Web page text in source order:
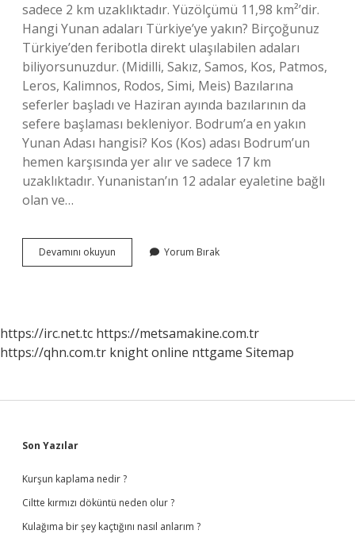
sadece 2 km uzaklıktadır. Yüzölçümü 11,98 km²’dir.
Hangi Yunan adaları Türkiye’ye yakın? Birçoğunuz
Türkiye’den feribotla direkt ulaşılabilen adaları
biliyorsunuzdur. (Midilli, Sakız, Samos, Kos, Patmos,
Leros, Kalimnos, Rodos, Simi, Meis) Bazılarına
seferler başladı ve Haziran ayında bazılarının da
sefere başlaması bekleniyor. Bodrum’a en yakın
Yunan Adası hangisi? Kos (Kos) adası Bodrum’un
hemen karşısında yer alır ve sadece 17 km
uzaklıktadır. Yunanistan’ın 12 adalar eyaletine bağlı
olan ve…
Devamını okuyun Türkiyeye
En
Yorum Bırak
https://irc.net.tc https://metsamakine.com.tr
https://qhn.com.tr knight online nttgame Sitemap
Sidebar
Son Yazılar
Kurşun kaplama nedir ?
Ciltte kırmızı döküntü neden olur ?
Kulağıma bir şey kaçtığını nasıl anlarım ?